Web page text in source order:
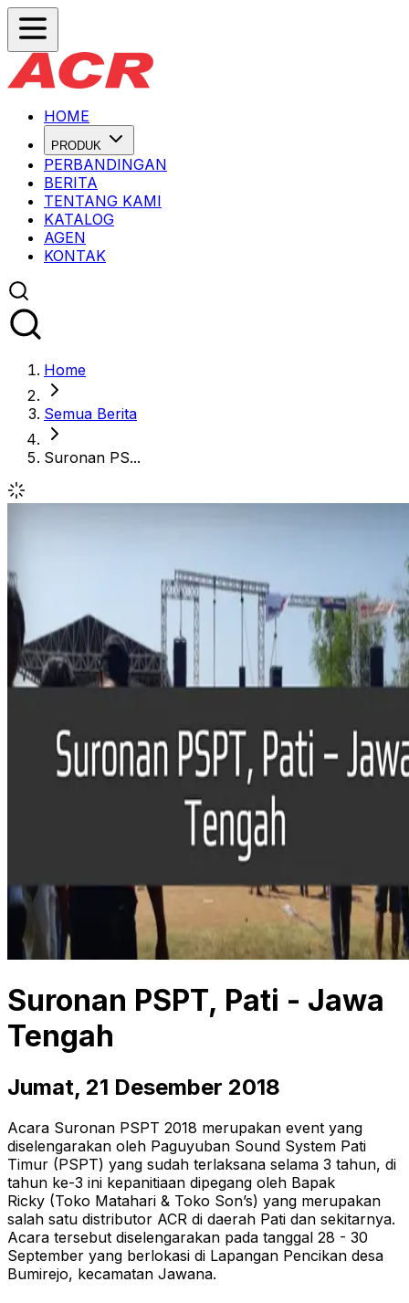
HOME
PRODUK
PERBANDINGAN
BERITA
TENTANG KAMI
KATALOG
AGEN
KONTAK
Home
Semua Berita
Suronan PS...
Suronan PSPT, Pati - Jawa
Tengah
Jumat, 21 Desember 2018
Acara Suronan PSPT 2018 merupakan event yang
diselengarakan oleh Paguyuban Sound System Pati
Timur (PSPT) yang sudah terlaksana selama 3 tahun, di
tahun ke-3 ini kepanitiaan dipegang oleh Bapak
Ricky (Toko Matahari & Toko Son’s) yang merupakan
salah satu distributor ACR di daerah Pati dan sekitarnya.
Acara tersebut diselengarakan pada tanggal 28 - 30
September yang berlokasi di Lapangan Pencikan desa
Bumirejo, kecamatan Jawana.